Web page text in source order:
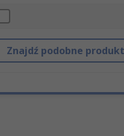
Znajdź podobne